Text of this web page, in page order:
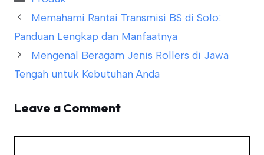
Memahami Rantai Transmisi BS di Solo:
Panduan Lengkap dan Manfaatnya
Mengenal Beragam Jenis Rollers di Jawa
Tengah untuk Kebutuhan Anda
Leave a Comment